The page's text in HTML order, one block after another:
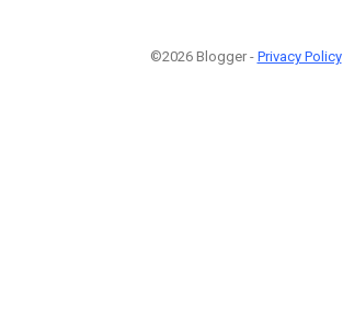
©2026 Blogger - Privacy Policy